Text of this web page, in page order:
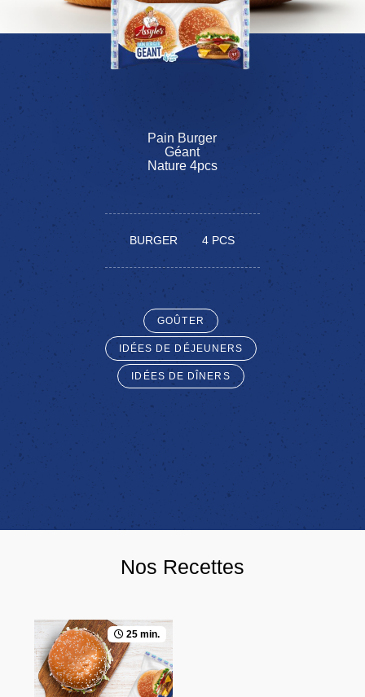
Pain Burger
Géant
Nature 4pcs
BURGER 4 PCS
GOÛTER
IDÉES DE DÉJEUNERS
IDÉES DE DÎNERS
Nos Recettes
25 min.